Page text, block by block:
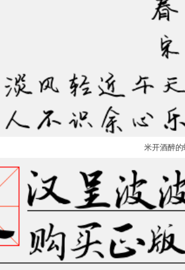
米开酒醉